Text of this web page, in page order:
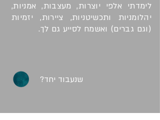
לימדתי אלפי יוצרות, מעצבות, אמניות,
יהלומניות ותכשיטניות, ציירות, יזמיות
(וגם גברים) ואשמח לסייע גם לך.
שנעבוד יחד?